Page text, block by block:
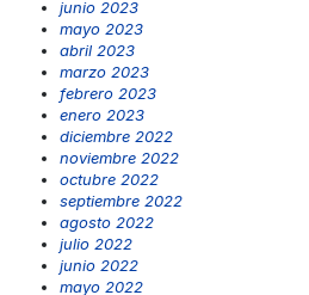
junio 2023
mayo 2023
abril 2023
marzo 2023
febrero 2023
enero 2023
diciembre 2022
noviembre 2022
octubre 2022
septiembre 2022
agosto 2022
julio 2022
junio 2022
mayo 2022